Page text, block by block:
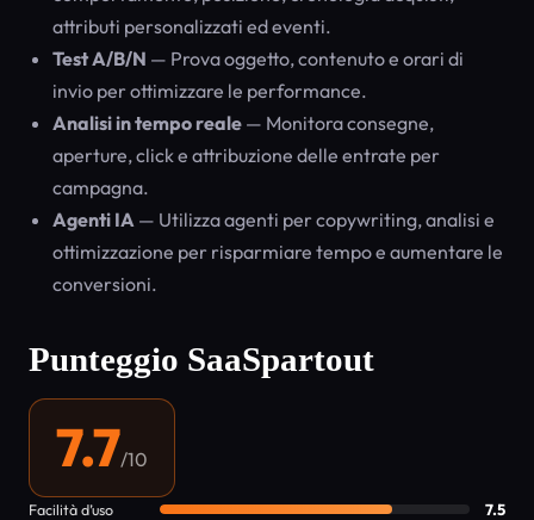
attributi personalizzati ed eventi.
Test A/B/N — Prova oggetto, contenuto e orari di
invio per ottimizzare le performance.
Analisi in tempo reale — Monitora consegne,
aperture, click e attribuzione delle entrate per
campagna.
Agenti IA — Utilizza agenti per copywriting, analisi e
ottimizzazione per risparmiare tempo e aumentare le
conversioni.
Punteggio SaaSpartout
7.7/10
Facilità d’uso
7.5